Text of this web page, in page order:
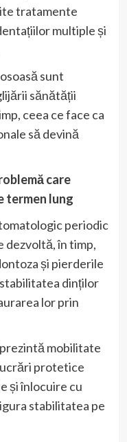
tratamente
multiple și
sunt
sănătății
ceea ce face ca
să devină
care
termen lung
periodic
dezvoltă, în timp,
și pierderile
dinților
lor prin
mobilitate
protetice
și înlocuire cu
stabilitatea pe